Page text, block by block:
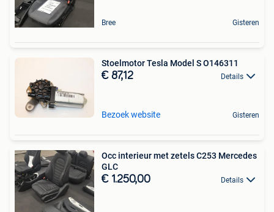
Bree Gisteren
Stoelmotor Tesla Model S O146311
€ 87,12 Details
Bezoek website Gisteren
Occ interieur met zetels C253 Mercedes
GLC
€ 1.250,00 Details